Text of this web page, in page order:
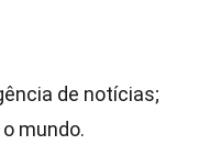
de notícias;
mundo.